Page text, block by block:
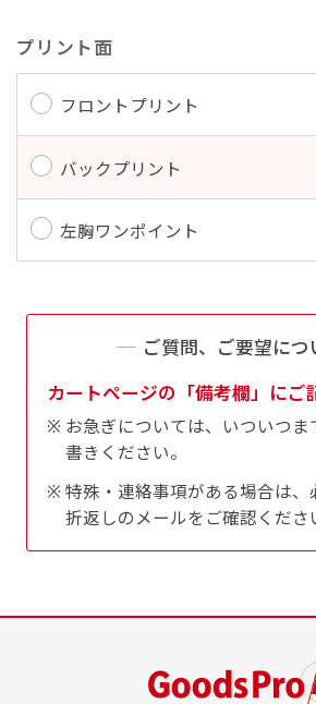
プリント面
フロントプリント
バックプリント
左胸ワンポイント
ご質問、ご要望につ
カートページの「備考欄」にご
お急ぎについては、いついつま
書きください。
特殊・連絡事項がある場合は、
折返しのメールをご確認くださ